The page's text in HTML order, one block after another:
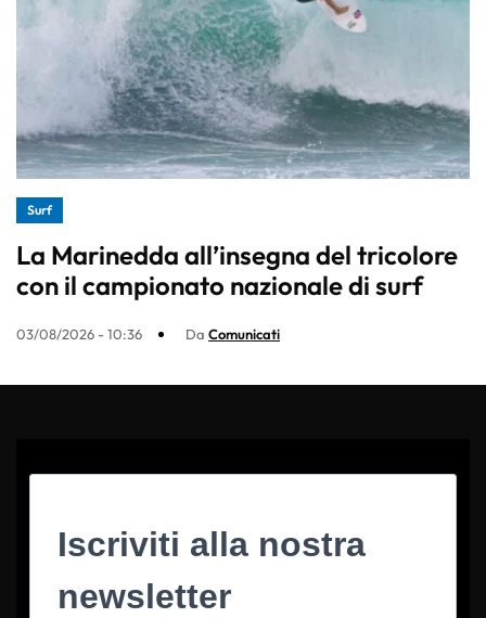
Surf
La Marinedda all’insegna del tricolore
con il campionato nazionale di surf
03/08/2026 - 10:36 Da Comunicati
Iscriviti alla nostra
newsletter